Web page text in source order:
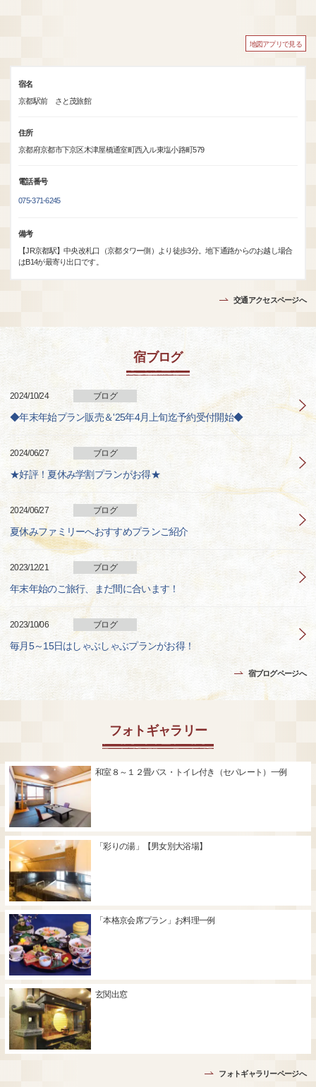
地図アプリで見る
宿名
京都駅前 さと茂旅館
住所
京都府京都市下京区木津屋橋通室町西入ル東塩小路町579
電話番号
075-371-6245
備考
【JR京都駅】中央改札口（京都タワー側）より徒歩3分。地下通路からのお越し場合
はB14が最寄り出口です。
交通アクセスページへ
宿ブログ
2024/10/24 ブログ
◆年末年始プラン販売＆'25年4月上旬迄予約受付開始◆
2024/06/27 ブログ
★好評！夏休み学割プランがお得★
2024/06/27 ブログ
夏休みファミリーへおすすめプランご紹介
2023/12/21 ブログ
年末年始のご旅行、まだ間に合います！
2023/10/06 ブログ
毎月5～15日はしゃぶしゃぶプランがお得！
宿ブログページへ
フォトギャラリー
和室８～１２畳バス・トイレ付き（セパレート）一例
「彩りの湯」【男女別大浴場】
「本格京会席プラン」お料理一例
玄関出窓
フォトギャラリーページへ